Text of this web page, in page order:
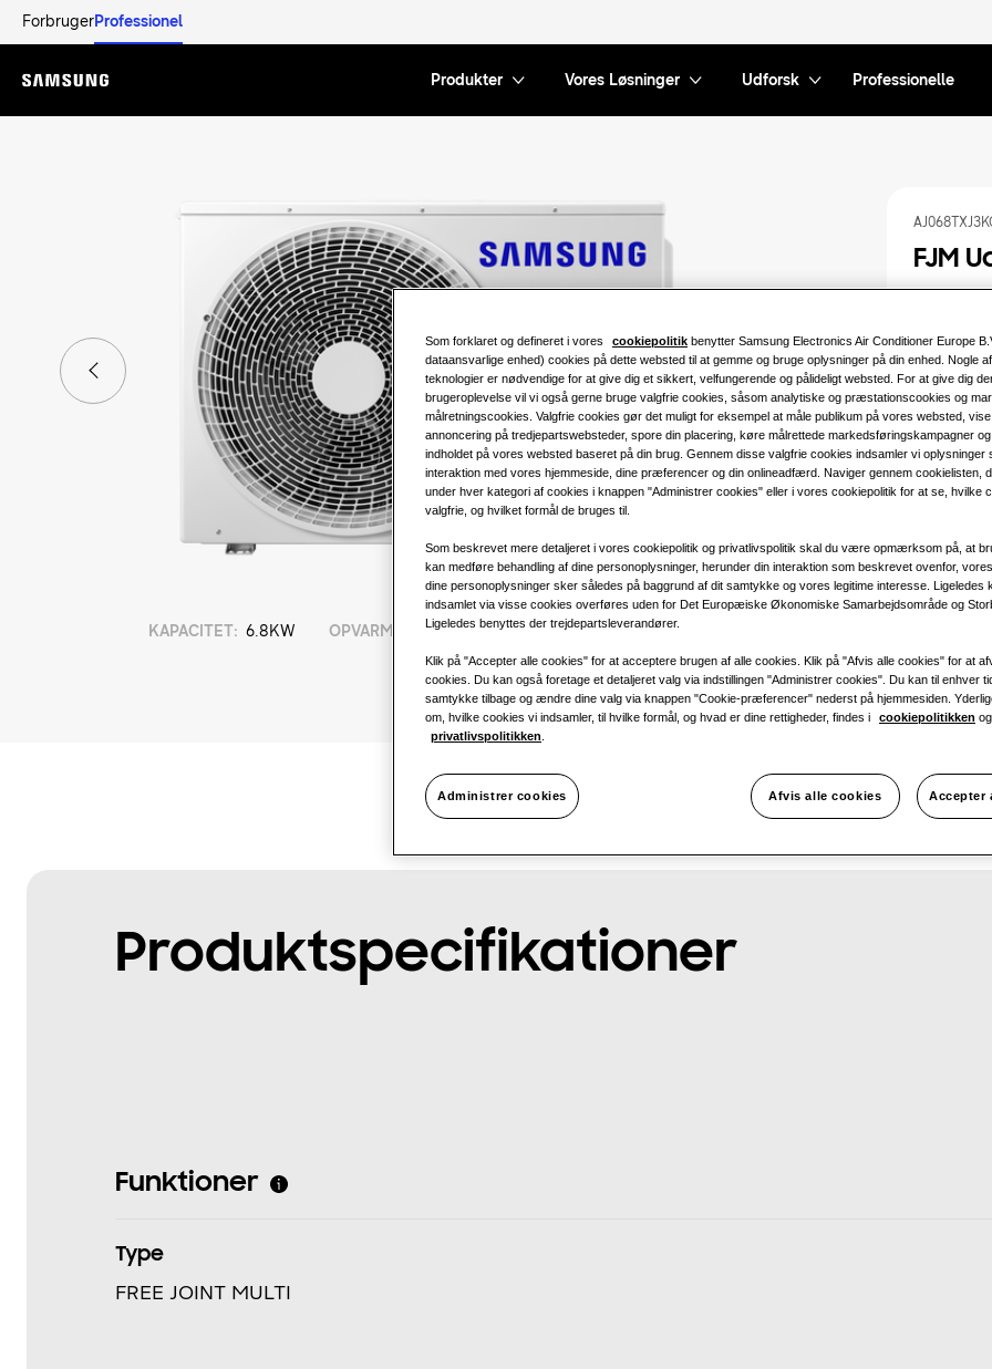
ForbrugerProfessionel
Menu
Produkter Vores Løsninger Udforsk Professionelle
KAPACITET: 6.8KW OPVARMNING: KØLING:
FJM
4.0KW
8.0KW
Tilgængelig
Produktspecifikationer
Funktioner
Type
FREE JOINT MULTI
Som forklaret og defineret i vores cookiepolitik benytter Samsung Electronics Air Conditioner Europe
dataansvarlige enhed) cookies på dette websted til at gemme og bruge oplysninger på din enhed. Nogle
teknologier er nødvendige for at give dig et sikkert, velfungerende og pålideligt websted. For at give dig
brugeroplevelse vil vi også gerne bruge valgfrie cookies, såsom analytiske og præstationscookies og
målretningscookies. Valgfrie cookies gør det muligt for eksempel at måle publikum på vores websted,
annoncering på tredjepartswebsteder, spore din placering, køre målrettede markedsføringskampagner
indholdet på vores websted baseret på din brug. Gennem disse valgfrie cookies indsamler vi oplysninger
interaktion med vores hjemmeside, dine præferencer og din onlineadfærd. Naviger gennem cookielisten,
under hver kategori af cookies i knappen "Administrer cookies" eller i vores cookiepolitik for at se, hvilke
valgfrie, og hvilket formål de bruges til.
Som beskrevet mere detaljeret i vores cookiepolitik og privatlivspolitik skal du være opmærksom på, at
kan medføre behandling af dine personoplysninger, herunder din interaktion som beskrevet ovenfor,
dine personoplysninger sker således på baggrund af dit samtykke og vores legitime interesse. Ligeledes
indsamlet via visse cookies overføres uden for Det Europæiske Økonomiske Samarbejdsområde og
Ligeledes benyttes der trejdepartsleverandører.
Klik på "Accepter alle cookies" for at acceptere brugen af alle cookies. Klik på "Afvis alle cookies" for at
cookies. Du kan også foretage et detaljeret valg via indstillingen "Administrer cookies". Du kan til enhver
samtykke tilbage og ændre dine valg via knappen "Cookie-præferencer" nederst på hjemmesiden.
om, hvilke cookies vi indsamler, til hvilke formål, og hvad er dine rettigheder, findes i
cookiepolitikken og
privatlivspolitikken
Administrer cookies Afvis alle cookies Accepter